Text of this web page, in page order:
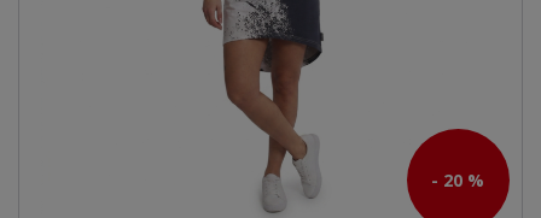
- 20 %